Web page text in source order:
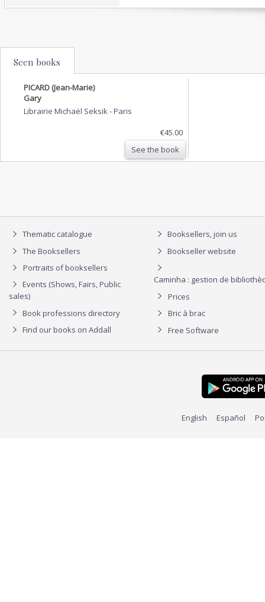
Seen books
PICARD (Jean-Marie)
Gary
Librairie Michaël Seksik -Paris
€45.00
See the book
Thematic catalogue
The Booksellers
Portraits of booksellers
Events (Shows, Fairs, Public
sales)
Book professions directory
Find our books on Addall
Booksellers, join us
Bookseller website
Caminha : gestion de
Prices
Bric à brac
Free Software
English Español